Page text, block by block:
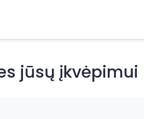
jūsų įkvėpimui